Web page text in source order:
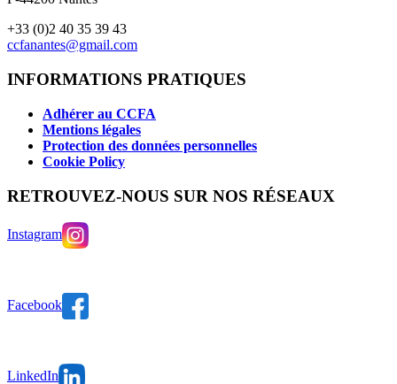
+33 (0)2 40 35 39 43
ccfanantes@gmail.com
INFORMATIONS PRATIQUES
Adhérer au CCFA
Mentions légales
Protection des données personnelles
Cookie Policy
RETROUVEZ-NOUS SUR NOS RÉSEAUX
Instagram
Facebook
LinkedIn